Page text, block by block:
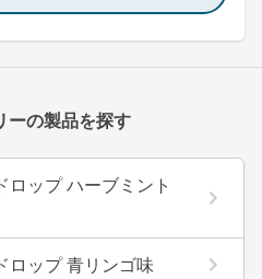
ーの製品を探す
ロップ ハーブミント
ロップ 青リンゴ味